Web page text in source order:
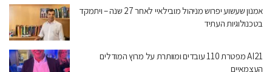
אמנון שעשוע יפרוש מניהול מובילאיי לאחר 27 שנה – ויתמקד
בטכנולוגיות העתיד
AI21 מפטרת 110 עובדים ומוותרת על מרוץ המודלים
העצמאיים